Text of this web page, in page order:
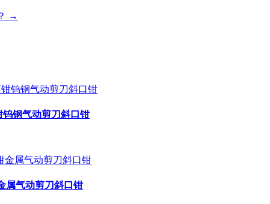
→
钨钢气动剪刀斜口钳
属气动剪刀斜口钳